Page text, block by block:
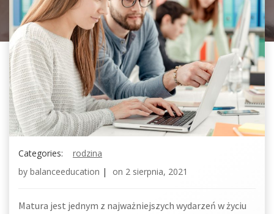
Categories:
rodzina
by balanceeducation | on 2 sierpnia, 2021
Matura jest jednym z najważniejszych wydarzeń w życiu